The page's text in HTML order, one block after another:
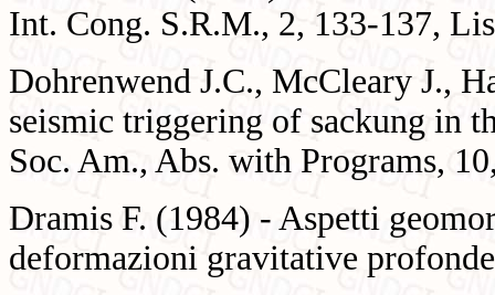
Int. Cong. S.R.M., 2, 133-137,
Dohrenwend J.C., McCleary J.,
seismic triggering of sackung in
Soc. Am., Abs. with Programs,
Dramis F. (1984) - Aspetti
deformazioni gravitative